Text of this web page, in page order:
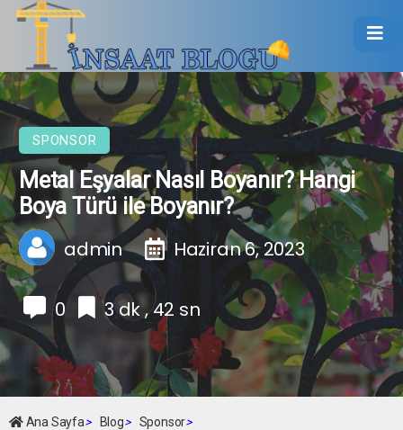
SPONSOR
Metal Eşyalar Nasıl Boyanır? Hangi
Boya Türü ile Boyanır?
admin Haziran 6, 2023
0 3 dk , 42 sn
Ana Sayfa> Blog> Sponsor>